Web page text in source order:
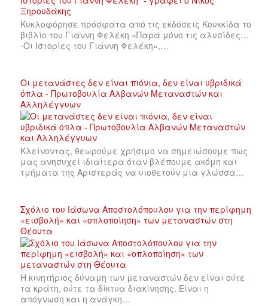
Κυκλοφόρησε πρόσφατα από τις εκδόσεις Κουκκίδα το
βιβλίο του Γιάννη Φελέκη «Παρά μόνο τις αλυσίδες…
-Οι Ιστορίες του Γιάννη Φελέκη»,…
Οι μετανάστες δεν είναι πιόνια, δεν είναι υβριδικά
όπλα - Πρωτοβουλία Αλβανών Μεταναστών και
Αλληλέγγυων
Κλείνοντας, θεωρούμε χρήσιμο να σημειώσουμε πως
μας ανησυχεί ιδιαίτερα όταν βλέπουμε ακόμη και
τμήματα της Αριστεράς να υιοθετούν μια γλώσσα…
Σχόλιο του Ιάσωνα Αποστολόπουλου για την περίφημη
«εισβολή» και «οπλοποίηση» των μεταναστών στη
Θέουτα
Η κινητήριος δύναμη των μεταναστών δεν είναι ούτε
τα κράτη, ούτε τα δίκτυα διακίνησης. Είναι η
απόγνωση και η ανάγκη…